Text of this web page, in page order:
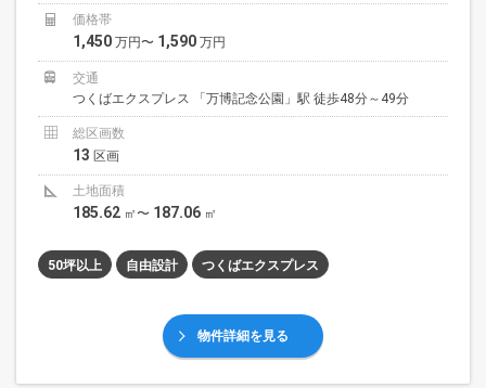
価格帯
1,450 万円〜 1,590 万円
交通
つくばエクスプレス 「万博記念公園」駅 徒歩48分～49分
総区画数
13 区画
土地面積
185.62 ㎡〜 187.06 ㎡
50坪以上 自由設計 つくばエクスプレス
物件詳細を見る